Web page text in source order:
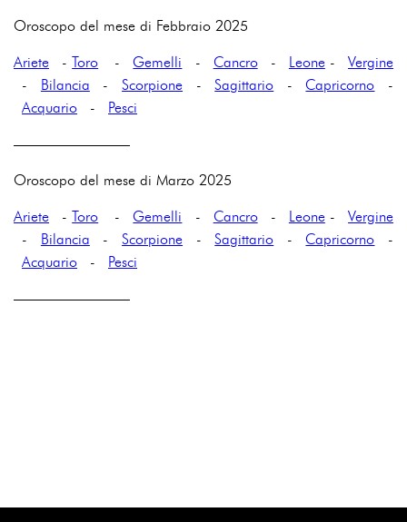
Oroscopo del mese di Febbraio 2025
Ariete -Toro - Gemelli - Cancro- Leone-Vergine
-
Bilancia -Scorpione -Sagittario - Capricorno -
Acquario - Pesci
————————
Oroscopo del mese di Marzo 2025
Ariete -Toro - Gemelli - Cancro- Leone-Vergine
-
Bilancia -Scorpione -Sagittario - Capricorno -
Acquario - Pesci
————————